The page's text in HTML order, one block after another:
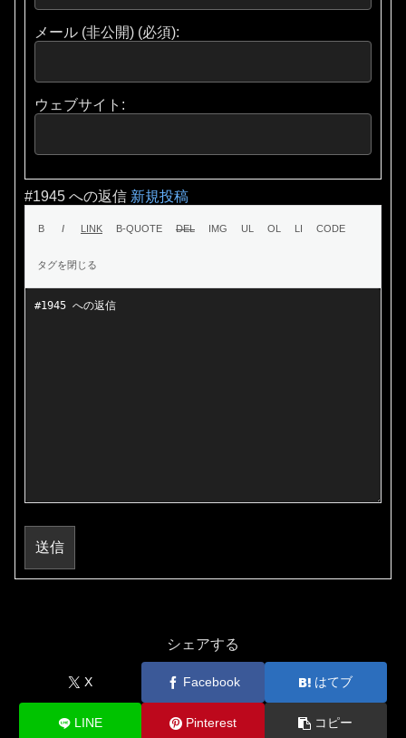
メール (非公開) (必須):
ウェブサイト:
#1945 への返信 新規投稿
送信
シェアする
X Facebook はてブ
LINE Pinterest コピー